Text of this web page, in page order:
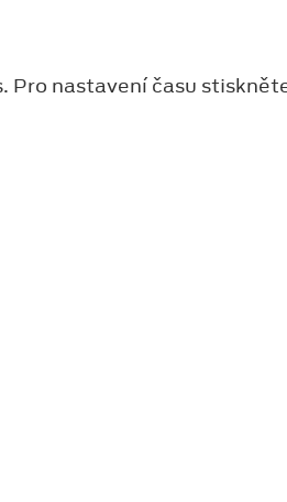
Pro nastavení času